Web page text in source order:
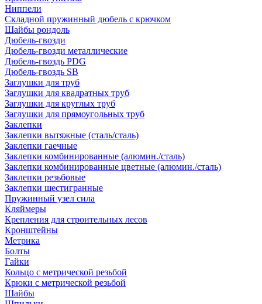
Ниппели
Складной пружинный дюбель с крючком
Шайбы рондоль
Дюбель-гвозди
Дюбель-гвозди металлические
Дюбель-гвоздь PDG
Дюбель-гвоздь SB
Заглушки для труб
Заглушки для квадратных труб
Заглушки для круглых труб
Заглушки для прямоугольных труб
Заклепки
Заклепки вытяжные (сталь/сталь)
Заклепки гаечные
Заклепки комбинированные (алюмин./сталь)
Заклепки комбинированные цветные (алюмин./сталь)
Заклепки резьбовые
Заклепки шестигранные
Пружинный узел сила
Кляймеры
Крепления для строительных лесов
Кронштейны
Метрика
Болты
Гайки
Кольцо с метрической резьбой
Крюки с метрической резьбой
Шайбы